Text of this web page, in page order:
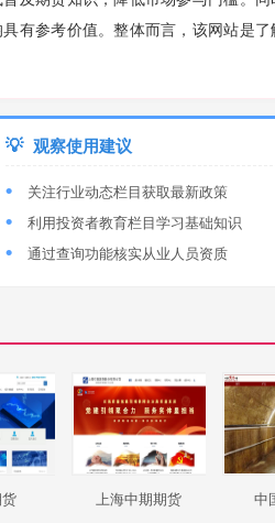
有参考价值。整体而言，该网站是了
💡 观察使用建议
关注行业动态栏目获取最新政策
利用投资者教育栏目学习基础知识
通过查询功能核实从业人员资质
上海中期期货 中